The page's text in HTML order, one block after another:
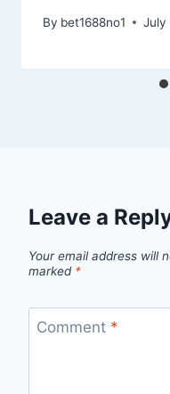
By bet1688no1 July
Leave a
Your email address will
marked *
Comment *